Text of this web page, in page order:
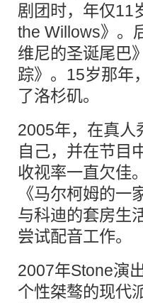
剧团时，年仅11
the Willows》。
维尼的圣诞尾巴
踪》。15岁那年
了洛杉矶。
2005年，在真人
自己，并在节目
收视率一直欠佳
《马尔柯姆的
与科迪的套房生
尝试配音工作。
2007年Stone演
个性桀骜的现代